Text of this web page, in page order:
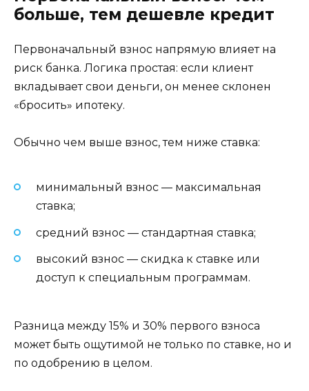
больше, тем дешевле кредит
Первоначальный взнос напрямую влияет на
риск банка. Логика простая: если клиент
вкладывает свои деньги, он менее склонен
«бросить» ипотеку.
Обычно чем выше взнос, тем ниже ставка:
минимальный взнос — максимальная
ставка;
средний взнос — стандартная ставка;
высокий взнос — скидка к ставке или
доступ к специальным программам.
Разница между 15% и 30% первого взноса
может быть ощутимой не только по ставке, но и
по одобрению в целом.